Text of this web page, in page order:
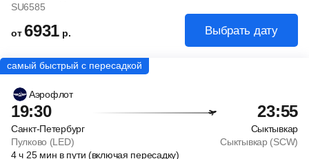
SU6585
от6931 р. Выбрать дату
Аэрофлот
19:30 23:55
Санкт-Петербург
Сыктывкар
Пулково (LED)
Сыктывкар (SCW)
4ч 25 мин в пути (включая пересадку)